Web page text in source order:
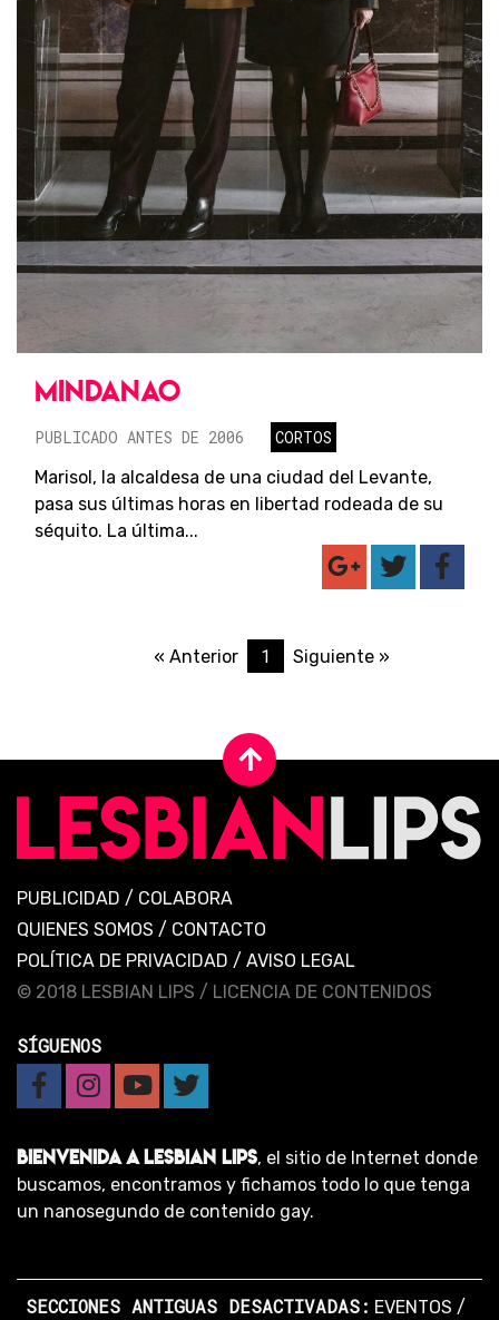
MINDANAO
PUBLICADO ANTES DE 2006
CORTOS
Marisol, la alcaldesa de una ciudad del Levante,
pasa sus últimas horas en libertad rodeada de su
séquito. La última...
« Anterior 1 Siguiente »
PUBLICIDAD / COLABORA
QUIENES SOMOS / CONTACTO
POLÍTICA DE PRIVACIDAD / AVISO LEGAL
© 2018 LESBIAN LIPS / LICENCIA DE CONTENIDOS
SÍGUENOS
BIENVENIDA A LESBIAN LIPS, el sitio de Internet donde
buscamos, encontramos y fichamos todo lo que tenga
un nanosegundo de contenido gay.
SECCIONES ANTIGUAS DESACTIVADAS: EVENTOS /